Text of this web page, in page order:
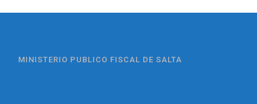
MINISTERIO PUBLICO FISCAL DE SALTA